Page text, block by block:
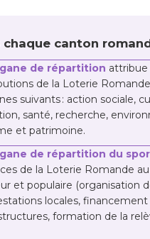
chaque canton
de répartition attribue
de la Loterie
suivants : action sociale,
santé, recherche,
et patrimoine.
de répartition du
de la Loterie Romande
et populaire (organisation
locales, financement
formation de la